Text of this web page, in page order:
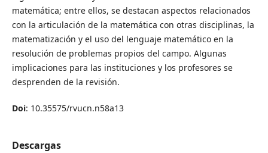
matemática; entre ellos, se destacan aspectos relacionados
con la articulación de la matemática con otras disciplinas, la
matematización y el uso del lenguaje matemático en la
resolución de problemas propios del campo. Algunas
implicaciones para las instituciones y los profesores se
desprenden de la revisión.
Doi: 10.35575/rvucn.n58a13
Descargas